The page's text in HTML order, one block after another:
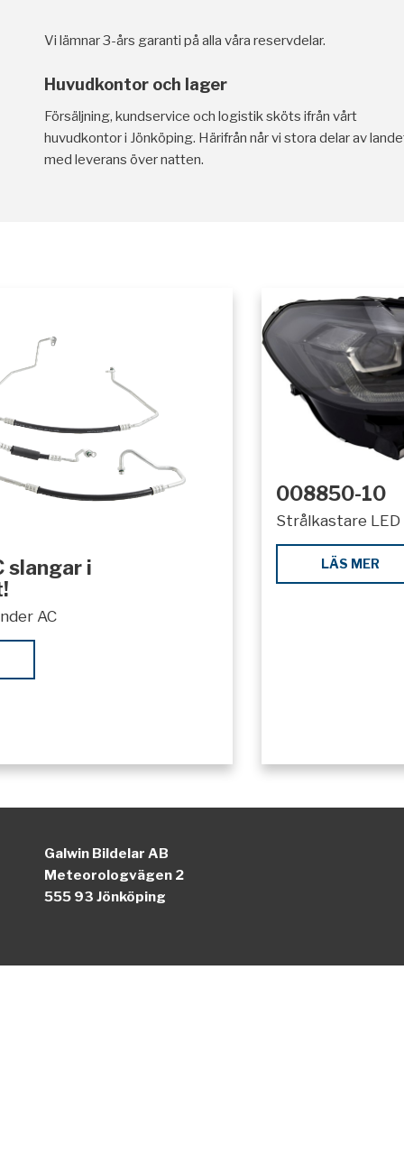
Vi lämnar 3-års garanti på alla våra reservdelar.
Huvudkontor och lager
Försäljning, kundservice och logistik sköts ifrån vårt
huvudkontor i Jönköping. Härifrån når vi stora delar av
med leverans över natten.
slangar i
AC
008850-10
Strålkastare LED
LÄS MER
Galwin Bildelar AB
Meteorologvägen 2
555 93 Jönköping